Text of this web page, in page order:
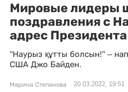
Мировые лидеры
поздравления с
адрес
"Наурыз құтты болсын!" ‒
США Джо Байден.
Марина Степанова 20.03.2022, 19:51